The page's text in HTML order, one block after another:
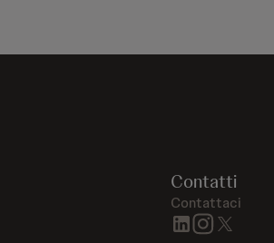
Contatti
Contattaci
linkedininstagram